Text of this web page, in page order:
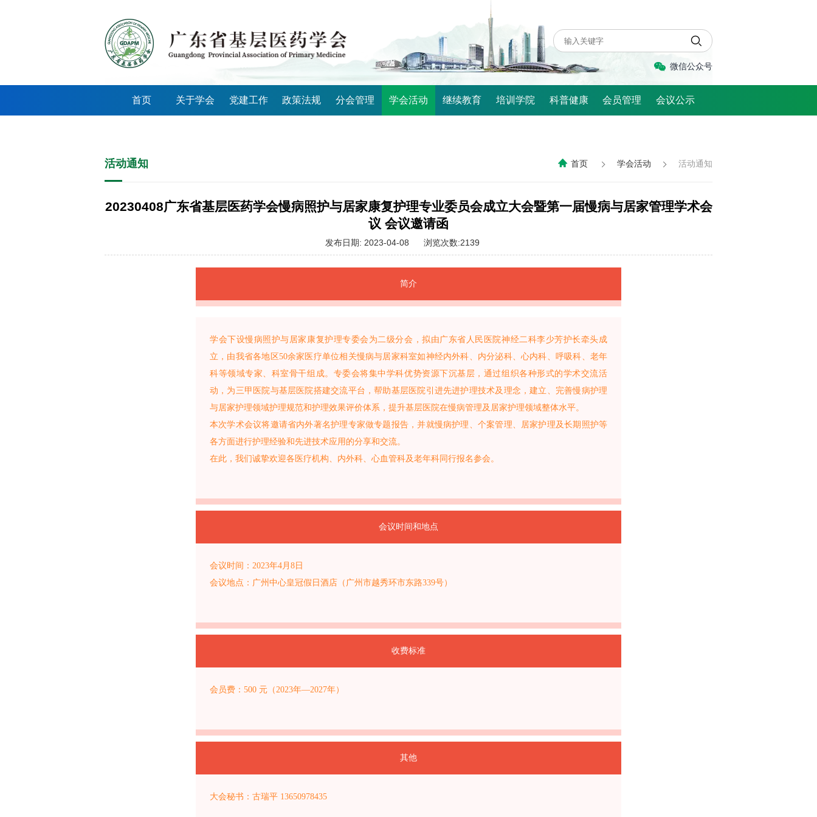
微信公众号
首页 关于学会 党建工作 政策法规 分会管理 学会活动 继续教育 培训学院 科普健康 会员管理 会议公示
活动通知 首页 学会活动 活动通知
20230408广东省基层医药学会慢病照护与居家康复护理专业委员会成立大会暨第一届慢病与居家管理学术会
议 会议邀请函
发布日期: 2023-04-08 浏览次数:2139
简介
学会下设慢病照护与居家康复护理专委会为二级分会，拟由广东省人民医院神经二科李少芳护长牵头成
立，由我省各地区50余家医疗单位相关慢病与居家科室如神经内外科、内分泌科、心内科、呼吸科、老年
科等领域专家、科室骨干组成。专委会将集中学科优势资源下沉基层，通过组织各种形式的学术交流活
动，为三甲医院与基层医院搭建交流平台，帮助基层医院引进先进护理技术及理念，建立、完善慢病护理
与居家护理领域护理规范和护理效果评价体系，提升基层医院在慢病管理及居家护理领域整体水平。
本次学术会议将邀请省内外著名护理专家做专题报告，并就慢病护理、个案管理、居家护理及长期照护等
各方面进行护理经验和先进技术应用的分享和交流。
在此，我们诚挚欢迎各医疗机构、内外科、心血管科及老年科同行报名参会。
会议时间和地点
会议时间：2023年4月8日
会议地点：广州中心皇冠假日酒店（广州市越秀环市东路339号）
收费标准
会员费：500 元（2023年—2027年）
其他
大会秘书：古瑞平 13650978435